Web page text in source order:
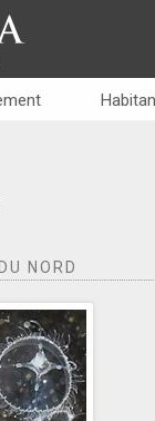
NORD